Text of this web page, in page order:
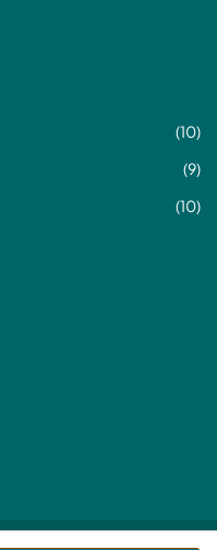
(10)
(9)
(10)